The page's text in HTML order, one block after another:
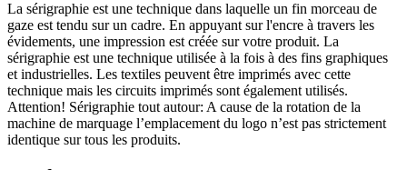
La sérigraphie est une technique dans laquelle un fin morceau de
gaze est tendu sur un cadre. En appuyant sur l'encre à travers les
évidements, une impression est créée sur votre produit. La
sérigraphie est une technique utilisée à la fois à des fins graphiques
et industrielles. Les textiles peuvent être imprimés avec cette
technique mais les circuits imprimés sont également utilisés.
Attention! Sérigraphie tout autour: A cause de la rotation de la
machine de marquage l’emplacement du logo n’est pas strictement
identique sur tous les produits.